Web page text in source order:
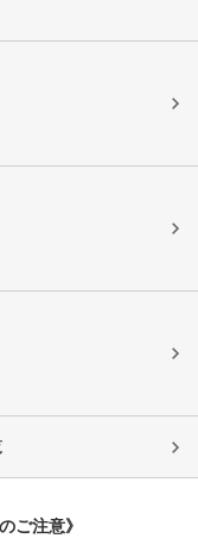
ご注意》